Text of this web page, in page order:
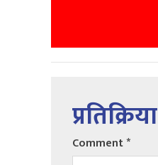
प्रतिक्रिया
Comment*